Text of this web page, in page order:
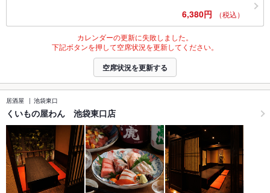
6,380円 （税込）
カレンダーの更新に失敗しました。
下記ボタンを押して空席状況を更新してください。
空席状況を更新する
居酒屋 池袋東口
くいもの屋わん 池袋東口店